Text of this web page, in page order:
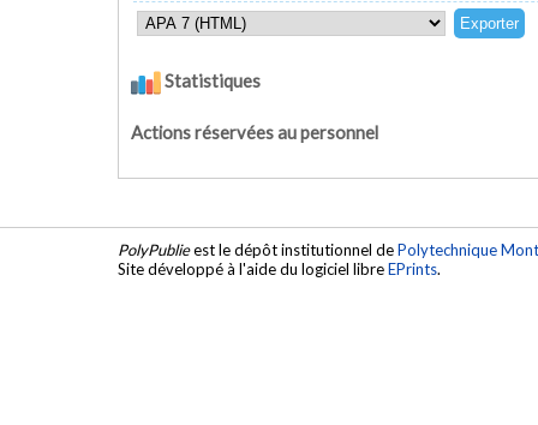
Statistiques
Actions réservées au personnel
PolyPublieest le dépôt institutionnel dePolytechnique
Site développé à l'aide du logiciel libreEPrints.